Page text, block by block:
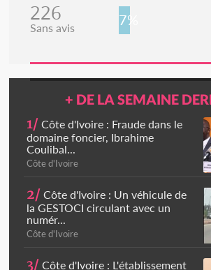
226
Sans avis 7%
+ DE LA SEMAINE
1/ Côte d'Ivoire : Fraude dans le
domaine foncier, Ibrahime
Coulibal...
Côte d'Ivoire
2/ Côte d'Ivoire : Un véhicule de
la GESTOCI circulant avec un
numér...
Côte d'Ivoire
3/ Côte d'Ivoire : L'établissement